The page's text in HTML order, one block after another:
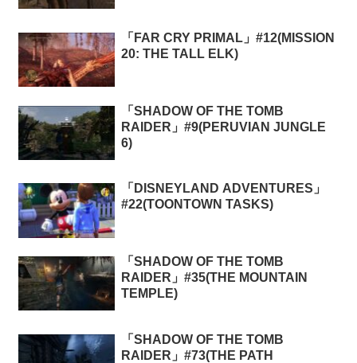
「FAR CRY PRIMAL」#12(MISSION
20: THE TALL ELK)
「SHADOW OF THE TOMB
RAIDER」#9(PERUVIAN JUNGLE
6)
「DISNEYLAND ADVENTURES」
#22(TOONTOWN TASKS)
「SHADOW OF THE TOMB
RAIDER」#35(THE MOUNTAIN
TEMPLE)
「SHADOW OF THE TOMB
RAIDER」#73(THE PATH